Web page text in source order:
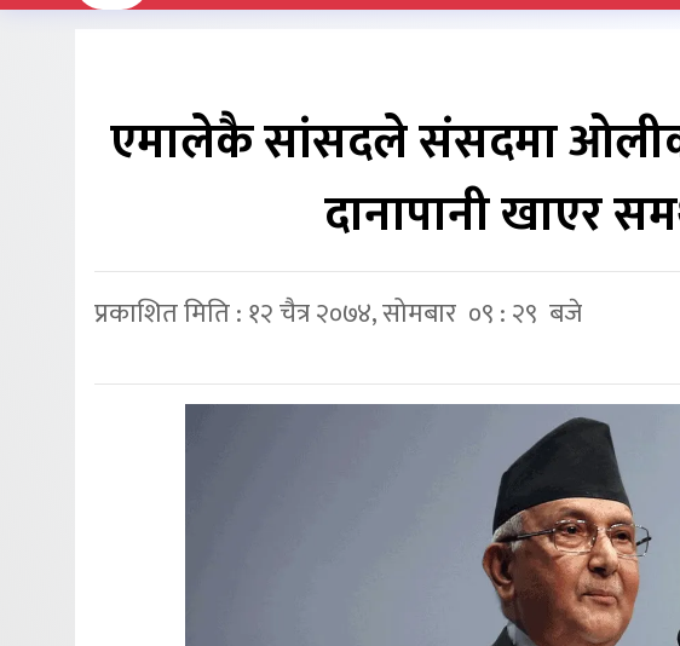
एमालेकै सांसदले संसदमा
दानापानी खाएर
प्रकाशित मिति : १२ चैत्र २०७४, सोमबार ०९ : २९ बजे